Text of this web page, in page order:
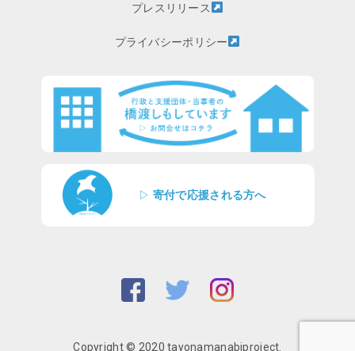
プレスリリース
プライバシーポリシー
▷ 寄付で応援される方へ
Copyright © 2020 tayonamanabiproject.